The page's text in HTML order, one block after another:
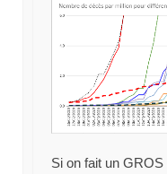
Si on fait un